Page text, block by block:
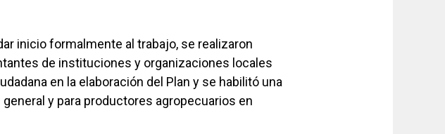
inicio formalmente al trabajo, se realizaron
de instituciones y organizaciones locales
en la elaboración del Plan y se habilitó una
y para productores agropecuarios en